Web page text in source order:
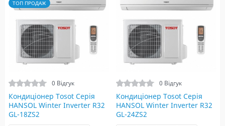
ТОП ПРОДАЖ
0 Відгук
Кондиціонер Tosot Серія
HANSOL Winter Inverter R32
GL-18ZS2
0 Відгук
Кондиціонер Tosot Серія
HANSOL Winter Inverter R32
GL-24ZS2